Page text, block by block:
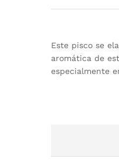
Este pisco se
aromática de
especialmente